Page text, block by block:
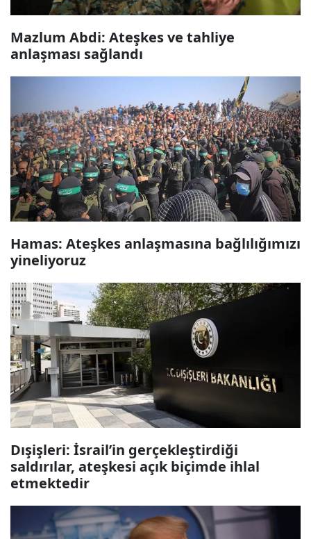
Mazlum Abdi: Ateşkes ve tahliye
anlaşması sağlandı
Hamas: Ateşkes anlaşmasına bağlılığımızı
yineliyoruz
Dışişleri: İsrail’in gerçekleştirdiği
saldırılar, ateşkesi açık biçimde ihlal
etmektedir